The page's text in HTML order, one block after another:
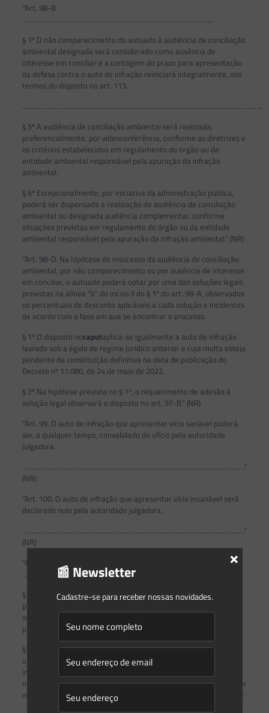
“Art. 98-B.
…………………………………………………………………………………………….
§ 1º O não comparecimento do autuado à audiência de conciliação
ambiental designada será considerado como ausência de
interesse em conciliar e a contagem do prazo para apresentação
da defesa contra o auto de infração reiniciará integralmente, nos
termos do disposto no art. 113.
…………………………………………………………………………………………………………………….
§ 5º A audiência de conciliação ambiental será realizada,
preferencialmente, por videoconferência, conforme as diretrizes e
os critérios estabelecidos em regulamento do órgão ou da
entidade ambiental responsável pela apuração da infração
ambiental.
§ 6º Excepcionalmente, por iniciativa da administração pública,
poderá ser dispensada a realização de audiência de conciliação
ambiental ou designada audiência complementar, conforme
situações previstas em regulamento do órgão ou da entidade
ambiental responsável pela apuração da infração ambiental.” (NR)
“Art. 98-D. Na hipótese de insucesso da audiência de conciliação
ambiental, por não comparecimento ou por ausência de interesse
em conciliar, o autuado poderá optar por uma das soluções legais
previstas na alínea “b” do inciso II do § 1º do art. 98-A, observados
os percentuais de desconto aplicáveis a cada solução e incidentes
de acordo com a fase em que se encontrar o processo.
§ 1º O disposto nocaputaplica-se igualmente a auto de infração
lavrado sob a égide de regime jurídico anterior e cuja multa esteja
pendente de constituição definitiva na data de publicação do
Decreto nº 11.080, de 24 de maio de 2022.
§ 2º Na hipótese prevista no § 1º, o requerimento de adesão à
solução legal observará o disposto no art. 97-B.” (NR)
“Art. 99. O auto de infração que apresentar vício sanável poderá
ser, a qualquer tempo, convalidado de ofício pela autoridade
julgadora.
…………………………………………………………………………………………………………….”
(NR)
“Art. 100. O auto de infração que apresentar vício insanável será
declarado nulo pela autoridade julgadora.
…………………………………………………………………………………………………………….”
(NR)
“Art. 102.
……………………………………………………………………………………………..
§ 1º A apreensão de produtos, subprodutos, instrumentos,
petrechos e veículos de qualquer natureza de que trata
ocaput
prática de atividades ilícitas.
§ 2º Na hipótese de o responsável pela infração administrativa ou
o detentor ou o proprietário dos bens de que trata o
indeterminado, desconhecido ou de domicílio indefinido, a
notificação da lavratura do termo de apreensão será realizada por
meio da publicação de seu extrato no Diário Oficial da União.” (NR)
📰 Newsletter
Cadastre-se para receber nossas novidades.
×